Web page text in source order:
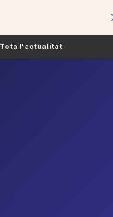
Tota l'actualitat